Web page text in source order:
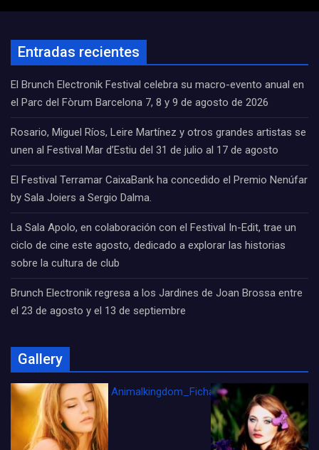
Entradas recientes
El Brunch Electronik Festival celebra su macro-evento anual en
el Parc del Fòrum Barcelona 7, 8 y 9 de agosto de 2026
Rosario, Miguel Ríos, Leire Martínez y otros grandes artistas se
unen al Festival Mar d’Estiu del 31 de julio al 17 de agosto
El Festival Terramar CaixaBank ha concedido el Premio Nenúfar
by Sala Joiers a Sergio Dalma.
La Sala Apolo, en colaboración con el Festival In-Edit, trae un
ciclo de cine este agosto, dedicado a explorar las historias
sobre la cultura de club
Brunch Electronik regresa a los Jardines de Joan Brossa entre
el 23 de agosto y el 13 de septiembre
Gallery
Animalkingdom_FichaCine